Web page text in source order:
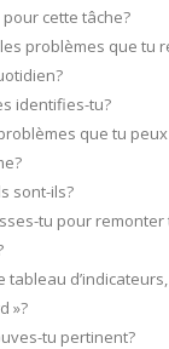
cette tâche?
problèmes que tu
identifies-tu?
que tu
sont-ils?
tu pour remonter
tableau
»?
tu pertinent?